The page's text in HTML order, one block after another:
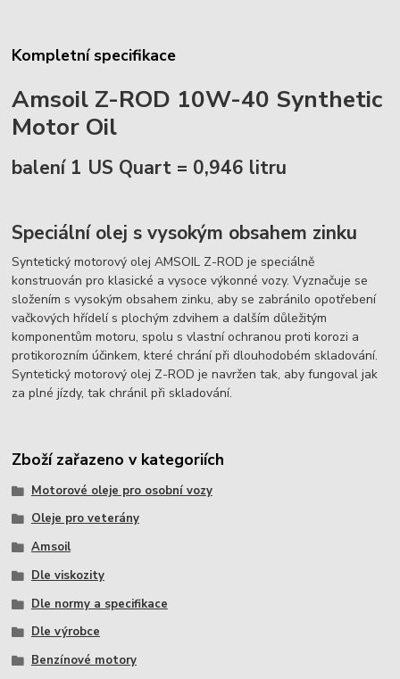
Kompletní specifikace
Amsoil Z-ROD 10W-40 Synthetic
Motor Oil
balení 1 US Quart = 0,946 litru
Speciální olej s vysokým obsahem zinku
Syntetický motorový olej AMSOIL Z-ROD je speciálně
konstruován pro klasické a vysoce výkonné vozy. Vyznačuje se
složením s vysokým obsahem zinku, aby se zabránilo opotřebení
vačkových hřídelí s plochým zdvihem a dalším důležitým
komponentům motoru, spolu s vlastní ochranou proti korozi a
protikorozním účinkem, které chrání při dlouhodobém skladování.
Syntetický motorový olej Z-ROD je navržen tak, aby fungoval jak
za plné jízdy, tak chránil při skladování.
Zboží zařazeno v kategoriích
Motorové oleje pro osobní vozy
Oleje pro veterány
Amsoil
Dle viskozity
Dle normy a specifikace
Dle výrobce
Benzínové motory